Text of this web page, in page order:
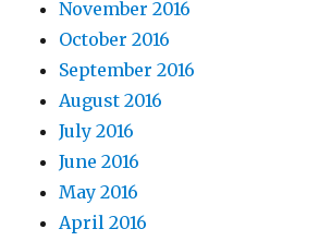
November 2016
October 2016
September 2016
August 2016
July 2016
June 2016
May 2016
April 2016